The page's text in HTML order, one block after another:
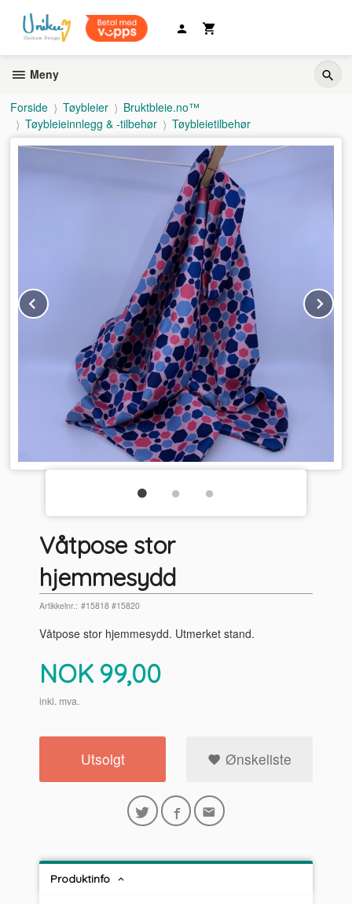
innholdet
Meny
Forside Tøybleier
Bruktbleie.no™
Tøybleieinnlegg & -tilbehør
Tøybleietilbehør
Prev
Våtpose stor
hjemmesydd
Artikkelnr.: #15818 #15820
Våtpose stor hjemmesydd. Utmerket stand.
Pris
NOK 99,00
inkl. mva.
Utsolgt Ønskeliste
Produktinfo